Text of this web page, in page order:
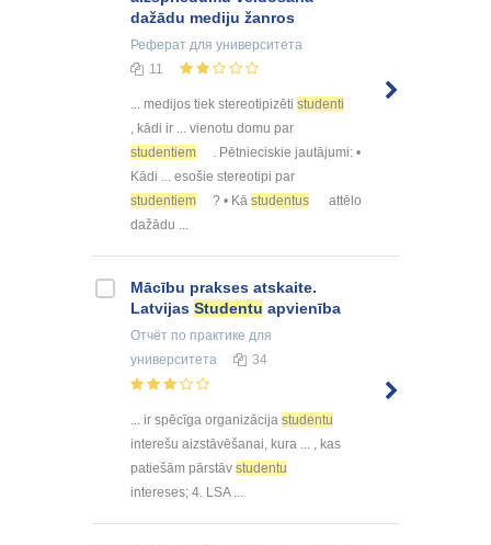
dažādu mediju žanros
Реферат для университета
11
... medijos tiek stereotipizēti studenti
, kādi ir ... vienotu domu par
studentiem
. Pētnieciskie jautājumi: •
Kādi ... esošie stereotipi par
studentiem
? • Kā studentus
attēlo
dažādu ...
Mācību prakses atskaite.
Latvijas Studentu apvienība
Отчёт по практике для
университета
34
... ir spēcīga organizācija studentu
interešu aizstāvēšanai, kura ... , kas
patiešām pārstāv studentu
intereses; 4. LSA ...